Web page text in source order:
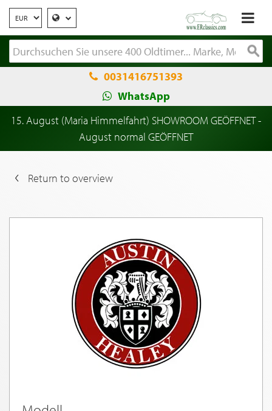
0031416751393
WhatsApp
15. August (Maria Himmelfahrt) SHOWROOM GEÖFFNET -
August normal GEÖFFNET
Return to overview